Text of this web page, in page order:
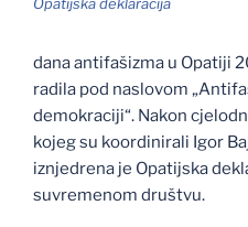
Opatijska deklaracija
dana antifašizma u Opatiji
radila pod naslovom
demokraciji“. Nakon
kojeg su koordinirali Igor
iznjedrena je Opatijska
suvremenom društvu.